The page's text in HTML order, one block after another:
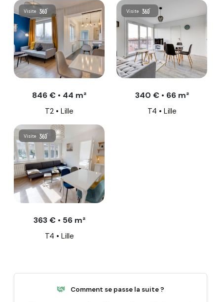
Visite
846 € • 44 m²
T2 • Lille
Visite
340 € • 66 m²
T4 • Lille
Visite
363 € • 56 m²
T4 • Lille
Comment se passe la suite ?